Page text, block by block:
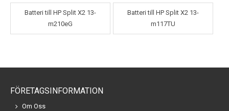
Batteri till HP Split X2 13-
m210eG
Batteri till HP Split X2 13-
m117TU
FÖRETAGSINFORMATION
Om Oss